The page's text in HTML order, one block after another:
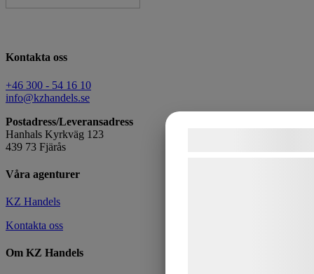
Kontakta oss
+46 300 - 54 16 10
info@kzhandels.se
Postadress/Leveransadress
Hanhals Kyrkväg 123
439 73 Fjärås
Våra agenturer
KZ Handels
Kontakta oss
Om KZ Handels